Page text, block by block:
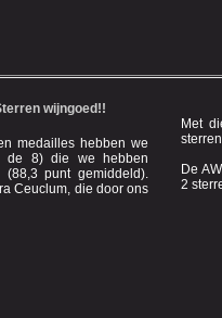
1 Sterren wijngoed!!
medailles hebben we
Met
De
2